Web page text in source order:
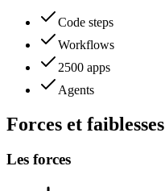
Code steps
Workflows
2500 apps
Agents
Forces et faiblesses
Les forces